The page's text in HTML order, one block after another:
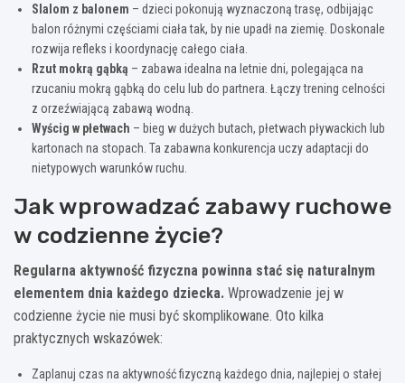
Slalom z balonem – dzieci pokonują wyznaczoną trasę, odbijając
balon różnymi częściami ciała tak, by nie upadł na ziemię. Doskonale
rozwija refleks i koordynację całego ciała.
Rzut mokrą gąbką – zabawa idealna na letnie dni, polegająca na
rzucaniu mokrą gąbką do celu lub do partnera. Łączy trening celności
z orzeźwiającą zabawą wodną.
Wyścig w płetwach – bieg w dużych butach, płetwach pływackich lub
kartonach na stopach. Ta zabawna konkurencja uczy adaptacji do
nietypowych warunków ruchu.
Jak wprowadzać zabawy ruchowe
w codzienne życie?
Regularna aktywność fizyczna powinna stać się naturalnym
elementem dnia każdego dziecka. Wprowadzenie jej w
codzienne życie nie musi być skomplikowane. Oto kilka
praktycznych wskazówek:
Zaplanuj czas na aktywność fizyczną każdego dnia, najlepiej o stałej